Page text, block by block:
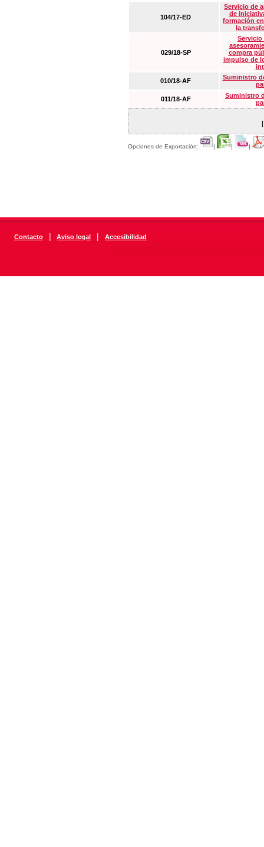
104/17-ED
Servicio de
de
formación
la
029/18-SP
Servicio
compra
impulso de
010/18-AF
Suministro
011/18-AF
Suministro
Opciones de Exportación: | | |
Contacto | Aviso legal | Accesibilidad